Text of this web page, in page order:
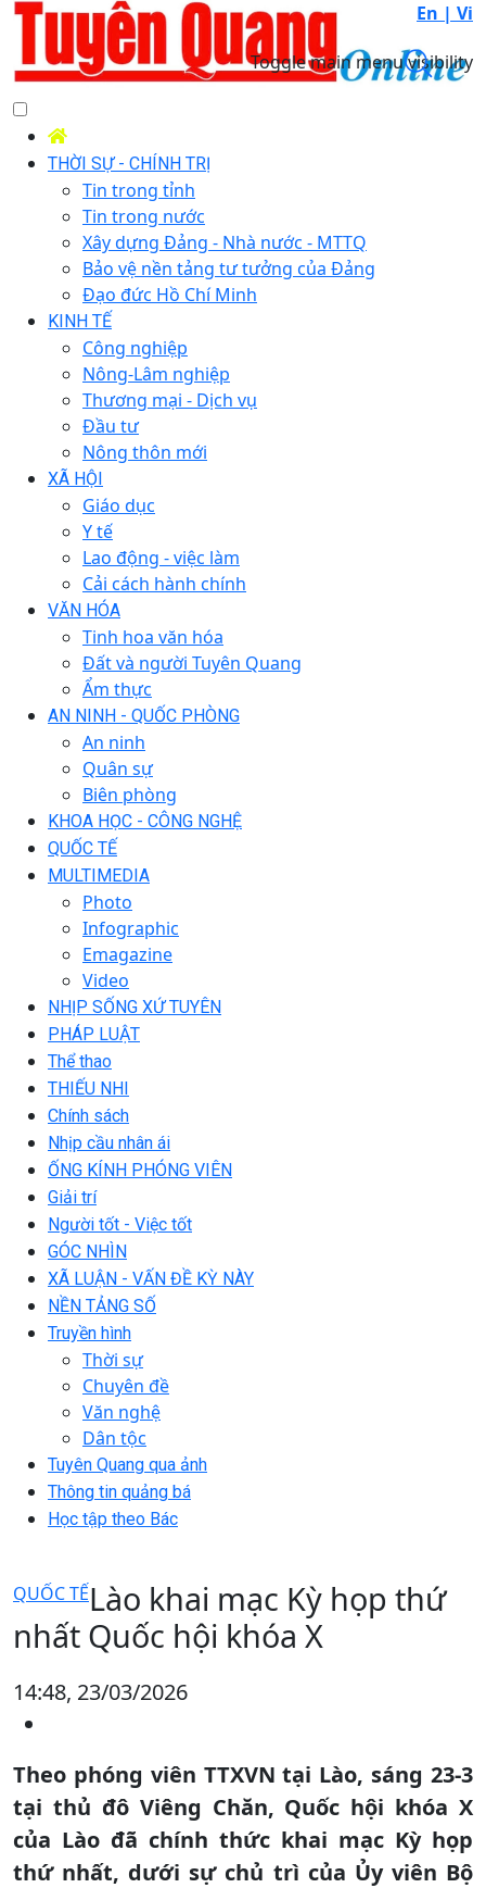
En | Vi
Toggle main menu visibility
THỜI SỰ - CHÍNH TRỊ
Tin trong tỉnh
Tin trong nước
Xây dựng Đảng - Nhà nước - MTTQ
Bảo vệ nền tảng tư tưởng của Đảng
Đạo đức Hồ Chí Minh
KINH TẾ
Công nghiệp
Nông-Lâm nghiệp
Thương mại - Dịch vụ
Đầu tư
Nông thôn mới
XÃ HỘI
Giáo dục
Y tế
Lao động - việc làm
Cải cách hành chính
VĂN HÓA
Tinh hoa văn hóa
Đất và người Tuyên Quang
Ẩm thực
AN NINH - QUỐC PHÒNG
An ninh
Quân sự
Biên phòng
KHOA HỌC - CÔNG NGHỆ
QUỐC TẾ
MULTIMEDIA
Photo
Infographic
Emagazine
Video
NHỊP SỐNG XỨ TUYÊN
PHÁP LUẬT
Thể thao
THIẾU NHI
Chính sách
Nhịp cầu nhân ái
ỐNG KÍNH PHÓNG VIÊN
Giải trí
Người tốt - Việc tốt
GÓC NHÌN
XÃ LUẬN - VẤN ĐỀ KỲ NÀY
NỀN TẢNG SỐ
Truyền hình
Thời sự
Chuyên đề
Văn nghệ
Dân tộc
Tuyên Quang qua ảnh
Thông tin quảng bá
Học tập theo Bác
QUỐC TẾLào khai mạc Kỳ họp thứ
nhất Quốc hội khóa X
14:48, 23/03/2026
Theo phóng viên TTXVN tại Lào, sáng 23-3
tại thủ đô Viêng Chăn, Quốc hội khóa X
của Lào đã chính thức khai mạc Kỳ họp
thứ nhất, dưới sự chủ trì của Ủy viên Bộ